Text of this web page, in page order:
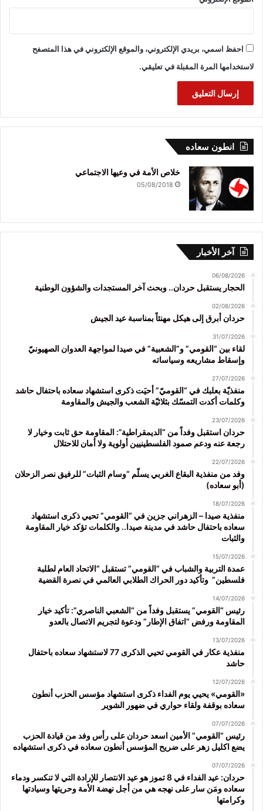
احفظ اسمي، بريدي الإلكتروني، والموقع الإلكتروني في هذا المتصفح
لاستخدامها المرة المقبلة في تعليقي.
انطون سعاده
خلاص الأمة في وعيها الاجتماعي
05/08/2018
آخر الأخبار
06/08/2026
الحجار يستقبل حردان.. وبحث آخر المستجدات والشؤون الوطنية
02/08/2026
حردان أبرق إلى هيكل مهنئاً بمناسبة عيد الجيش
31/07/2026
لقاء بين “القومي” و”الشعبية” في صيدا لمواجهة العدوان الصهيونيّ
وإسقاط مشاريعه وسياساته
27/07/2026
منفذيّة بعلبك في “القوميّ” أحيَت ذكرى استشهاد سعاده باحتفال حاشد
وكلمات أكدت التمسّك بثلاثيّة الشعب والجيش والمقاومة
23/07/2026
حردان استقبل وفداً من “الديمقراطية”: المقاومة حق ثابت وخيار لا
رجعة عنه ودعم صمود الفلسطينيين أولوية ولا أمان للاحتلال
22/07/2026
وفد من منفذية البقاع الغربي يسلّم “وسام الثبات” للرفيق نصر الزحلان
(أبو سعاده)
18/07/2026
منفذية صيدا – الزهراني جزين في “القومي” تحيي ذكرى استشهاد
سعاده باحتفال حاشد في مدينة صيدا.. والكلمات تؤكد خيار المقاومة
والثبات
15/07/2026
عمدة التربية والشباب في “القومي” تستقبل “الاتحاد العام لطلبة
فلسطين” وتأكيد دور الحراك الطلابي العالمي في نصرة القضية
14/07/2026
رئيس “القومي” يستقبل وفداً من “الشعبي الناصري”: تأكيد خيار
المقاومة ورفض “اتفاق الإطار” ودعوة لتجريم الاتصال بالعدو
13/07/2026
منفذية عكار في القومي تحيي الذكرى 77 لاستشهاد سعاده باحتفال
حاشد
12/07/2026
«القومي» يحيي يوم الفداء ذكرى استشهاد مؤسس الحزب أنطون
سعاده بوقفة ولقاء حواري في ضهور الشوير
07/07/2026
رئيس “القومي” الأمين اسعد حردان على رأس وفد من قيادة الحزب
يضع اكليل زهر على ضريح المؤسس أنطون سعاده في ذكرى استشهاده
07/07/2026
حردان: عيد الفداء في 8 تموز هو عيد الانتصار للإرادة التي لا تنكسر ودماء
سعاده ومَن سار على نهجه هي من أجل نهضة الأمة وحريتها وسيادتها
وكرامتها